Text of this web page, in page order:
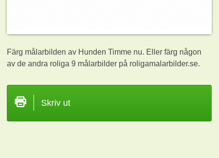
Färg målarbilden av Hunden Timme nu. Eller färg någon
av de andra roliga 9 målarbilder på roligamalarbilder.se.
Skriv ut